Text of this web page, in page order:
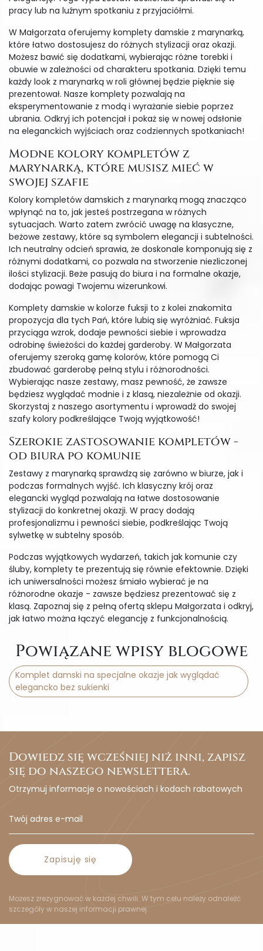
pracy lub na luźnym spotkaniu z przyjaciółmi.
W Małgorzata oferujemy komplety damskie z marynarką,
które łatwo dostosujesz do różnych stylizacji oraz okazji.
Możesz bawić się dodatkami, wybierając różne torebki i
obuwie w zależności od charakteru spotkania. Dzięki temu
każdy look z marynarką w roli głównej będzie pięknie się
prezentował. Nasze komplety pozwalają na
eksperymentowanie z modą i wyrażanie siebie poprzez
ubrania. Odkryj ich potencjał i pokaż się w nowej odsłonie
na eleganckich wyjściach oraz codziennych spotkaniach!
Modne kolory kompletów z
marynarką, które musisz mieć w
swojej szafie
Kolory kompletów damskich z marynarką mogą znacząco
wpłynąć na to, jak jesteś postrzegana w różnych
sytuacjach. Warto zatem zwrócić uwagę na klasyczne,
beżowe zestawy, które są symbolem elegancji i subtelności.
Ich neutralny odcień sprawia, że doskonale komponują się z
różnymi dodatkami, co pozwala na stworzenie niezliczonej
ilości stylizacji. Beże pasują do biura i na formalne okazje,
dodając powagi Twojemu wizerunkowi.
Komplety damskie w kolorze fuksji to z kolei znakomita
propozycja dla tych Pań, które lubią się wyróżniać. Fuksja
przyciąga wzrok, dodaje pewności siebie i wprowadza
odrobinę świeżości do każdej garderoby. W Małgorzata
oferujemy szeroką gamę kolorów, które pomogą Ci
zbudować garderobę pełną stylu i różnorodności.
Wybierając nasze zestawy, masz pewność, że zawsze
będziesz wyglądać modnie i z klasą, niezależnie od okazji.
Skorzystaj z naszego asortymentu i wprowadź do swojej
szafy kolory podkreślające Twoją wyjątkowość!
Szerokie zastosowanie kompletów -
od biura po komunie
Zestawy z marynarką sprawdzą się zarówno w biurze, jak i
podczas formalnych wyjść. Ich klasyczny krój oraz
elegancki wygląd pozwalają na łatwe dostosowanie
stylizacji do konkretnej okazji. W pracy dodają
profesjonalizmu i pewności siebie, podkreślając Twoją
sylwetkę w subtelny sposób.
Podczas wyjątkowych wydarzeń, takich jak komunie czy
śluby, komplety te prezentują się równie efektownie. Dzięki
ich uniwersalności możesz śmiało wybierać je na
różnorodne okazje - zawsze będziesz prezentować się z
klasą. Zapoznaj się z pełną ofertą sklepu Małgorzata i odkryj,
jak łatwo można łączyć elegancję z funkcjonalnością.
Powiązane wpisy blogowe
Komplet damski na specjalne okazje jak wyglądać
elegancko bez sukienki
Dowiedz się wcześniej niż inni, zapisz
się do naszego newslettera.
Otrzymuj informacje o nowościach i kodach rabatowych
Zapisuję się
Możesz zrezygnować w każdej chwili. W tym celu należy odnaleźć
szczegóły w naszej informacji prawnej.